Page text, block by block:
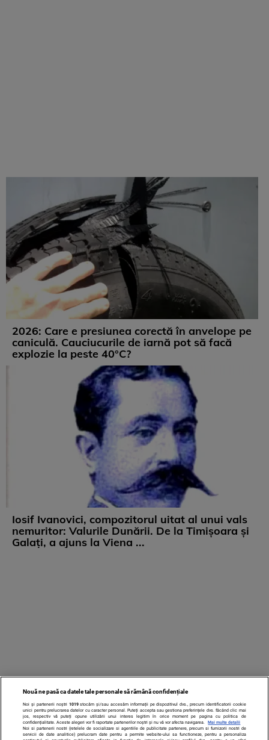
2026: Care e presiunea corectă în anvelope pe
caniculă. Cauciucurile de iarnă pot să facă
explozie la peste 40°C?
Iosif Ivanovici, compozitorul uitat al unui vals
nemuritor: Valurile Dunării. De la Timișoara și
Galați, a ajuns la Viena ...
Nouă ne pasă ca datele tale personale să rămână confidențiale
Noi și partenerii noștri 1019stocăm și/sau accesăm informații pe dispozitivul dvs., precum identificatorii cookie
unici pentru prelucrarea datelor cu caracter personal. Puteți accepta sau gestiona preferințele dvs. făcând clic mai
jos, respectiv vă puteți opune utilizării unui interes legitim în orice moment pe pagina cu politica de
confidențialitate. Aceste alegeri vor fi raportate partenerilor noștri și nu vă vor afecta navigarea.
Mai multe detalii
Noi si partenerii nostri (retelele de socializare si agentiile de publicitate partenere, precum si furnizorii nostri de
servicii de date analitice) prelucram date pentru a permite website-ului sa functioneze, pentru a personaliza